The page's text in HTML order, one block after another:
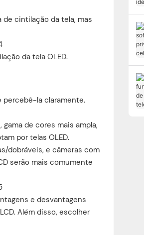
cintilação da tela, mas
da tela OLED.
percebê-la claramente.
de cores mais ampla,
por telas OLED.
dobráveis, e câmeras com
serão mais comumente
e desvantagens
Além disso, escolher